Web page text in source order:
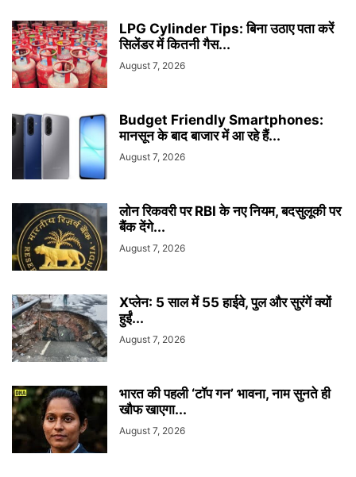
LPG Cylinder Tips: बिना उठाए पता करें
सिलेंडर में कितनी गैस...
August 7, 2026
Budget Friendly Smartphones:
मानसून के बाद बाजार में आ रहे हैं...
August 7, 2026
लोन रिकवरी पर RBI के नए नियम, बदसुलूकी पर
बैंक देंगे...
August 7, 2026
Xप्लेन: 5 साल में 55 हाईवे, पुल और सुरंगें क्यों
हुईं...
August 7, 2026
भारत की पहली ‘टॉप गन’ भावना, नाम सुनते ही
खौफ खाएगा...
August 7, 2026